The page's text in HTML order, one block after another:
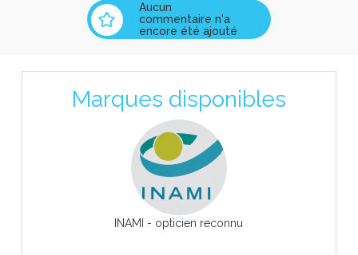
Aucun
commentaire n'a
encore été ajouté
Marques disponibles
INAMI - opticien reconnu